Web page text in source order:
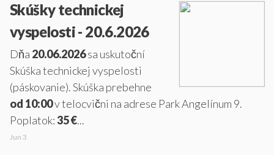
Skúšky technickej
vyspelosti - 20.6.2026
Dňa 20.06.2026sa uskutoční
Skúška technickej vyspelosti
(páskovanie). Skúška prebehne
od 10:00v telocvični na adrese Park Angelínum 9.
Poplatok: 35 €...
Jun 3